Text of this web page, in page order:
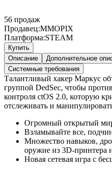
56 продаж
Продавец:MMOPIX
Платформа:STEAM
Купить
Описание
Дополнительное
Системные требования
Талантливый хакер Маркус
группой DedSec, чтобы
контроля ctOS 2.0, которую
отслеживать и
Огромный открытый
Взламывайте все,
Множество навыков,
оружие из 3D-принтера
Новая сетевая игра с